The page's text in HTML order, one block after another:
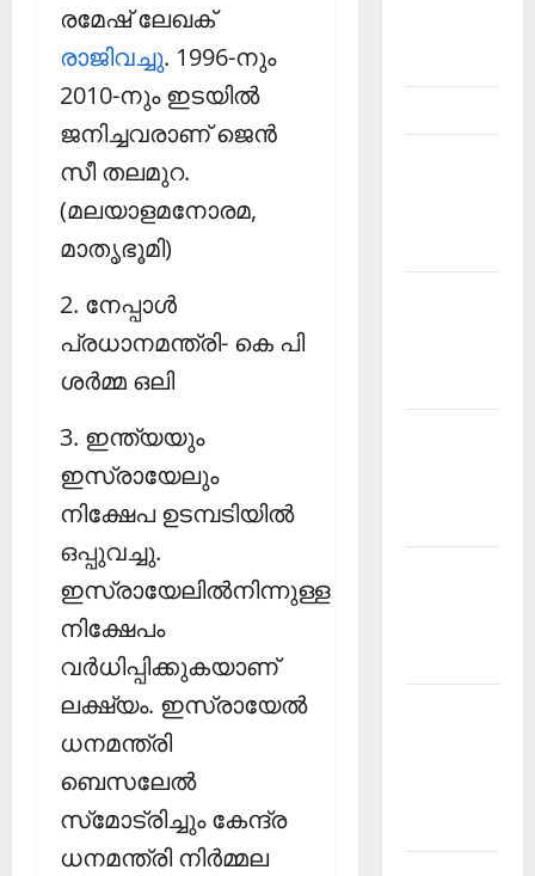
രമേഷ് ലേഖക്
രാജിവച്ചു. 1996-നും
2010-നും ഇടയില്‍
ജനിച്ചവരാണ് ജെന്‍
സീ തലമുറ.
(മലയാളമനോരമ,
മാതൃഭൂമി)
2. നേപ്പാള്‍
പ്രധാനമന്ത്രി- കെ പി
ശര്‍മ്മ ഒലി
3. ഇന്ത്യയും
ഇസ്രായേലും
നിക്ഷേപ ഉടമ്പടിയില്‍
ഒപ്പുവച്ചു.
ഇസ്രായേലില്‍നിന്നുള്ള
നിക്ഷേപം
വര്‍ധിപ്പിക്കുകയാണ്
ലക്ഷ്യം. ഇസ്രായേല്‍
ധനമന്ത്രി
ബെസലേല്‍
സ്‌മോട്രിച്ചും കേന്ദ്ര
ധനമന്ത്രി നിര്‍മ്മല